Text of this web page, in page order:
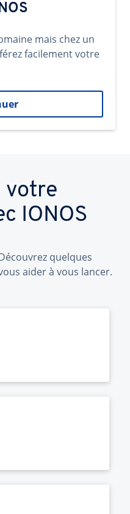
mais chez un
facilement votre
votre
IONOS
quelques
aider à vous lancer.